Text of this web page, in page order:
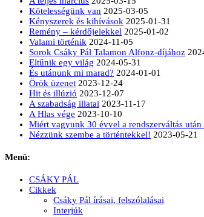
Kötelességünk van 2025-03-05
Kényszerek és kihívások 2025-01-31
Remény – kérdőjelekkel 2025-01-02
Valami történik 2024-11-05
Sorok Csáky Pál Talamon Alfonz-díjához
Eltűnik egy világ 2024-05-31
És utánunk mi marad? 2024-01-01
Örök üzenet 2023-12-24
Hit és illúzió 2023-12-07
A szabadság illatai 2023-11-17
A Hlas vége 2023-10-10
Miért vagyunk 30 évvel a rendszerváltás után
Nézzünk szembe a történtekkel! 2023-05-21
Menü:
CSÁKY PÁL
Cikkek
Csáky Pál írásai, felszólalásai
Interjúk